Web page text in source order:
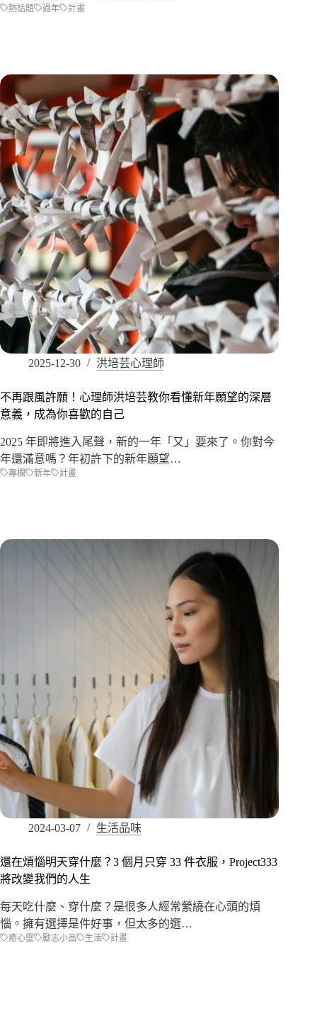
熱話題 過年 計畫
2025-12-30 洪培芸心理師
不再跟風許願！心理師洪培芸教你看懂新年願望的深層
意義，成為你喜歡的自己
2025 年即將進入尾聲，新的一年「又」要來了。你對今
年還滿意嗎？年初許下的新年願望…
專欄 新年 計畫
2024-03-07 生活品味
還在煩惱明天穿什麼？3 個月只穿 33 件衣服，Project333
將改變我們的人生
每天吃什麼、穿什麼？是很多人經常縈繞在心頭的煩
惱。擁有選擇是件好事，但太多的選…
癒心靈 勵志小品 生活 計畫